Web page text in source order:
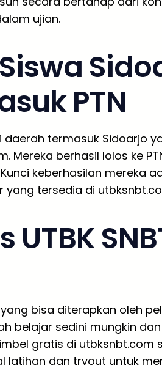
ujian.
PTN
termasuk Sidoarjo
Mereka berhasil lolos ke
keberhasilan mereka
tersedia di
UTBK
bisa diterapkan oleh
belajar sedini mungkin
gratis di utbksnbt.com
latihan dan tryout untuk